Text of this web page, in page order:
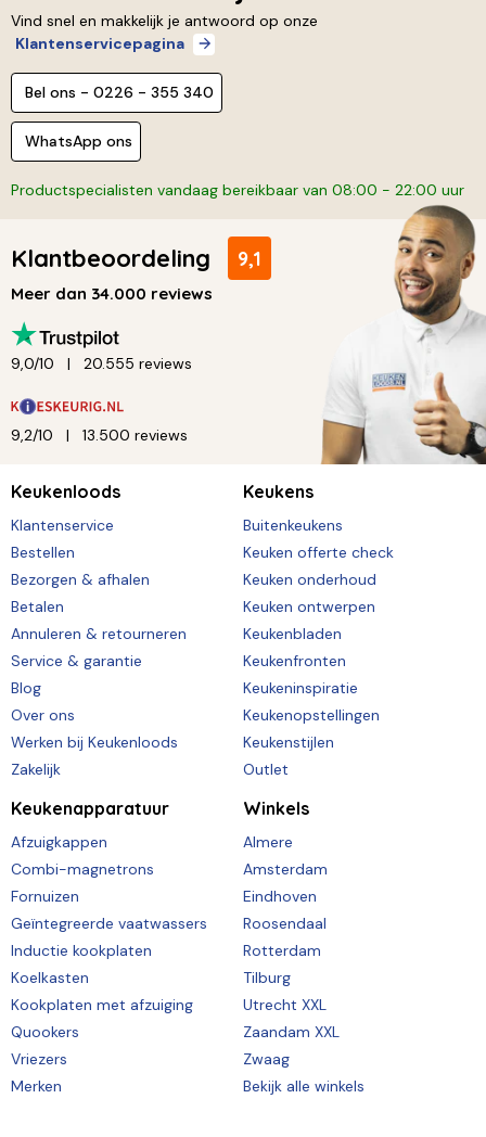
Vind snel en makkelijk je antwoord op onze
Klantenservicepagina
Bel ons - 0226 - 355 340
WhatsApp ons
Productspecialisten vandaag bereikbaar van 08:00 - 22:00 uur
Klantbeoordeling 9,1
Meer dan 34.000 reviews
9,0/10 20.555 reviews
9,2/10 13.500 reviews
Keukenloods
Klantenservice
Bestellen
Bezorgen & afhalen
Betalen
Annuleren & retourneren
Service & garantie
Blog
Over ons
Werken bij Keukenloods
Zakelijk
Keukens
Buitenkeukens
Keuken offerte check
Keuken onderhoud
Keuken ontwerpen
Keukenbladen
Keukenfronten
Keukeninspiratie
Keukenopstellingen
Keukenstijlen
Outlet
Keukenapparatuur
Afzuigkappen
Combi-magnetrons
Fornuizen
Geïntegreerde vaatwassers
Inductie kookplaten
Koelkasten
Kookplaten met afzuiging
Quookers
Vriezers
Merken
Winkels
Almere
Amsterdam
Eindhoven
Roosendaal
Rotterdam
Tilburg
Utrecht XXL
Zaandam XXL
Zwaag
Bekijk alle winkels